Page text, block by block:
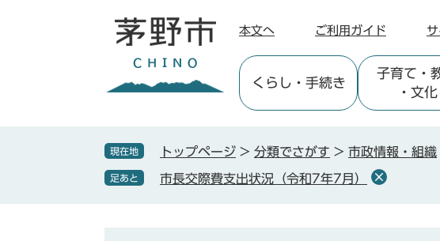
本文へ ご利用ガイド
くらし ・手続き
子育て ・
・文化
現在地 トップページ > 分類でさがす > 市政情報・組織
足あと 市長交際費支出状況（令和7年7月）